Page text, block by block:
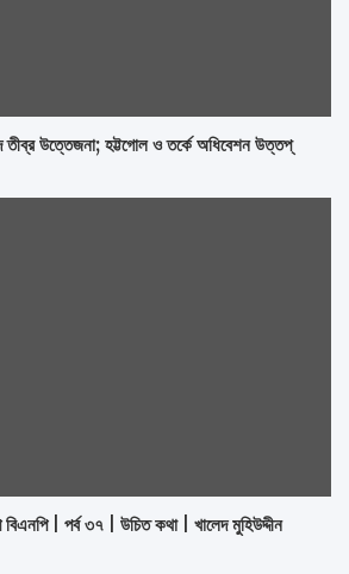
উত্তেজনা; হট্টগোল ও তর্কে অধিবেশন উত্তপ্
| পর্ব ৩৭ | উচিত কথা | খালেদ মুহিউদ্দীন